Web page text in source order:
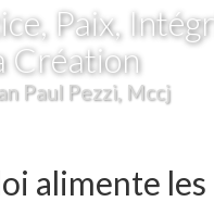
Paix,
Création
Paul Pezzi, Mccj
alimente